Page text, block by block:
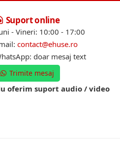
Suport online
- Vineri: 10:00 - 17:00
contact@ehuse.ro
doar mesaj text
Trimite mesaj
oferim suport audio / video